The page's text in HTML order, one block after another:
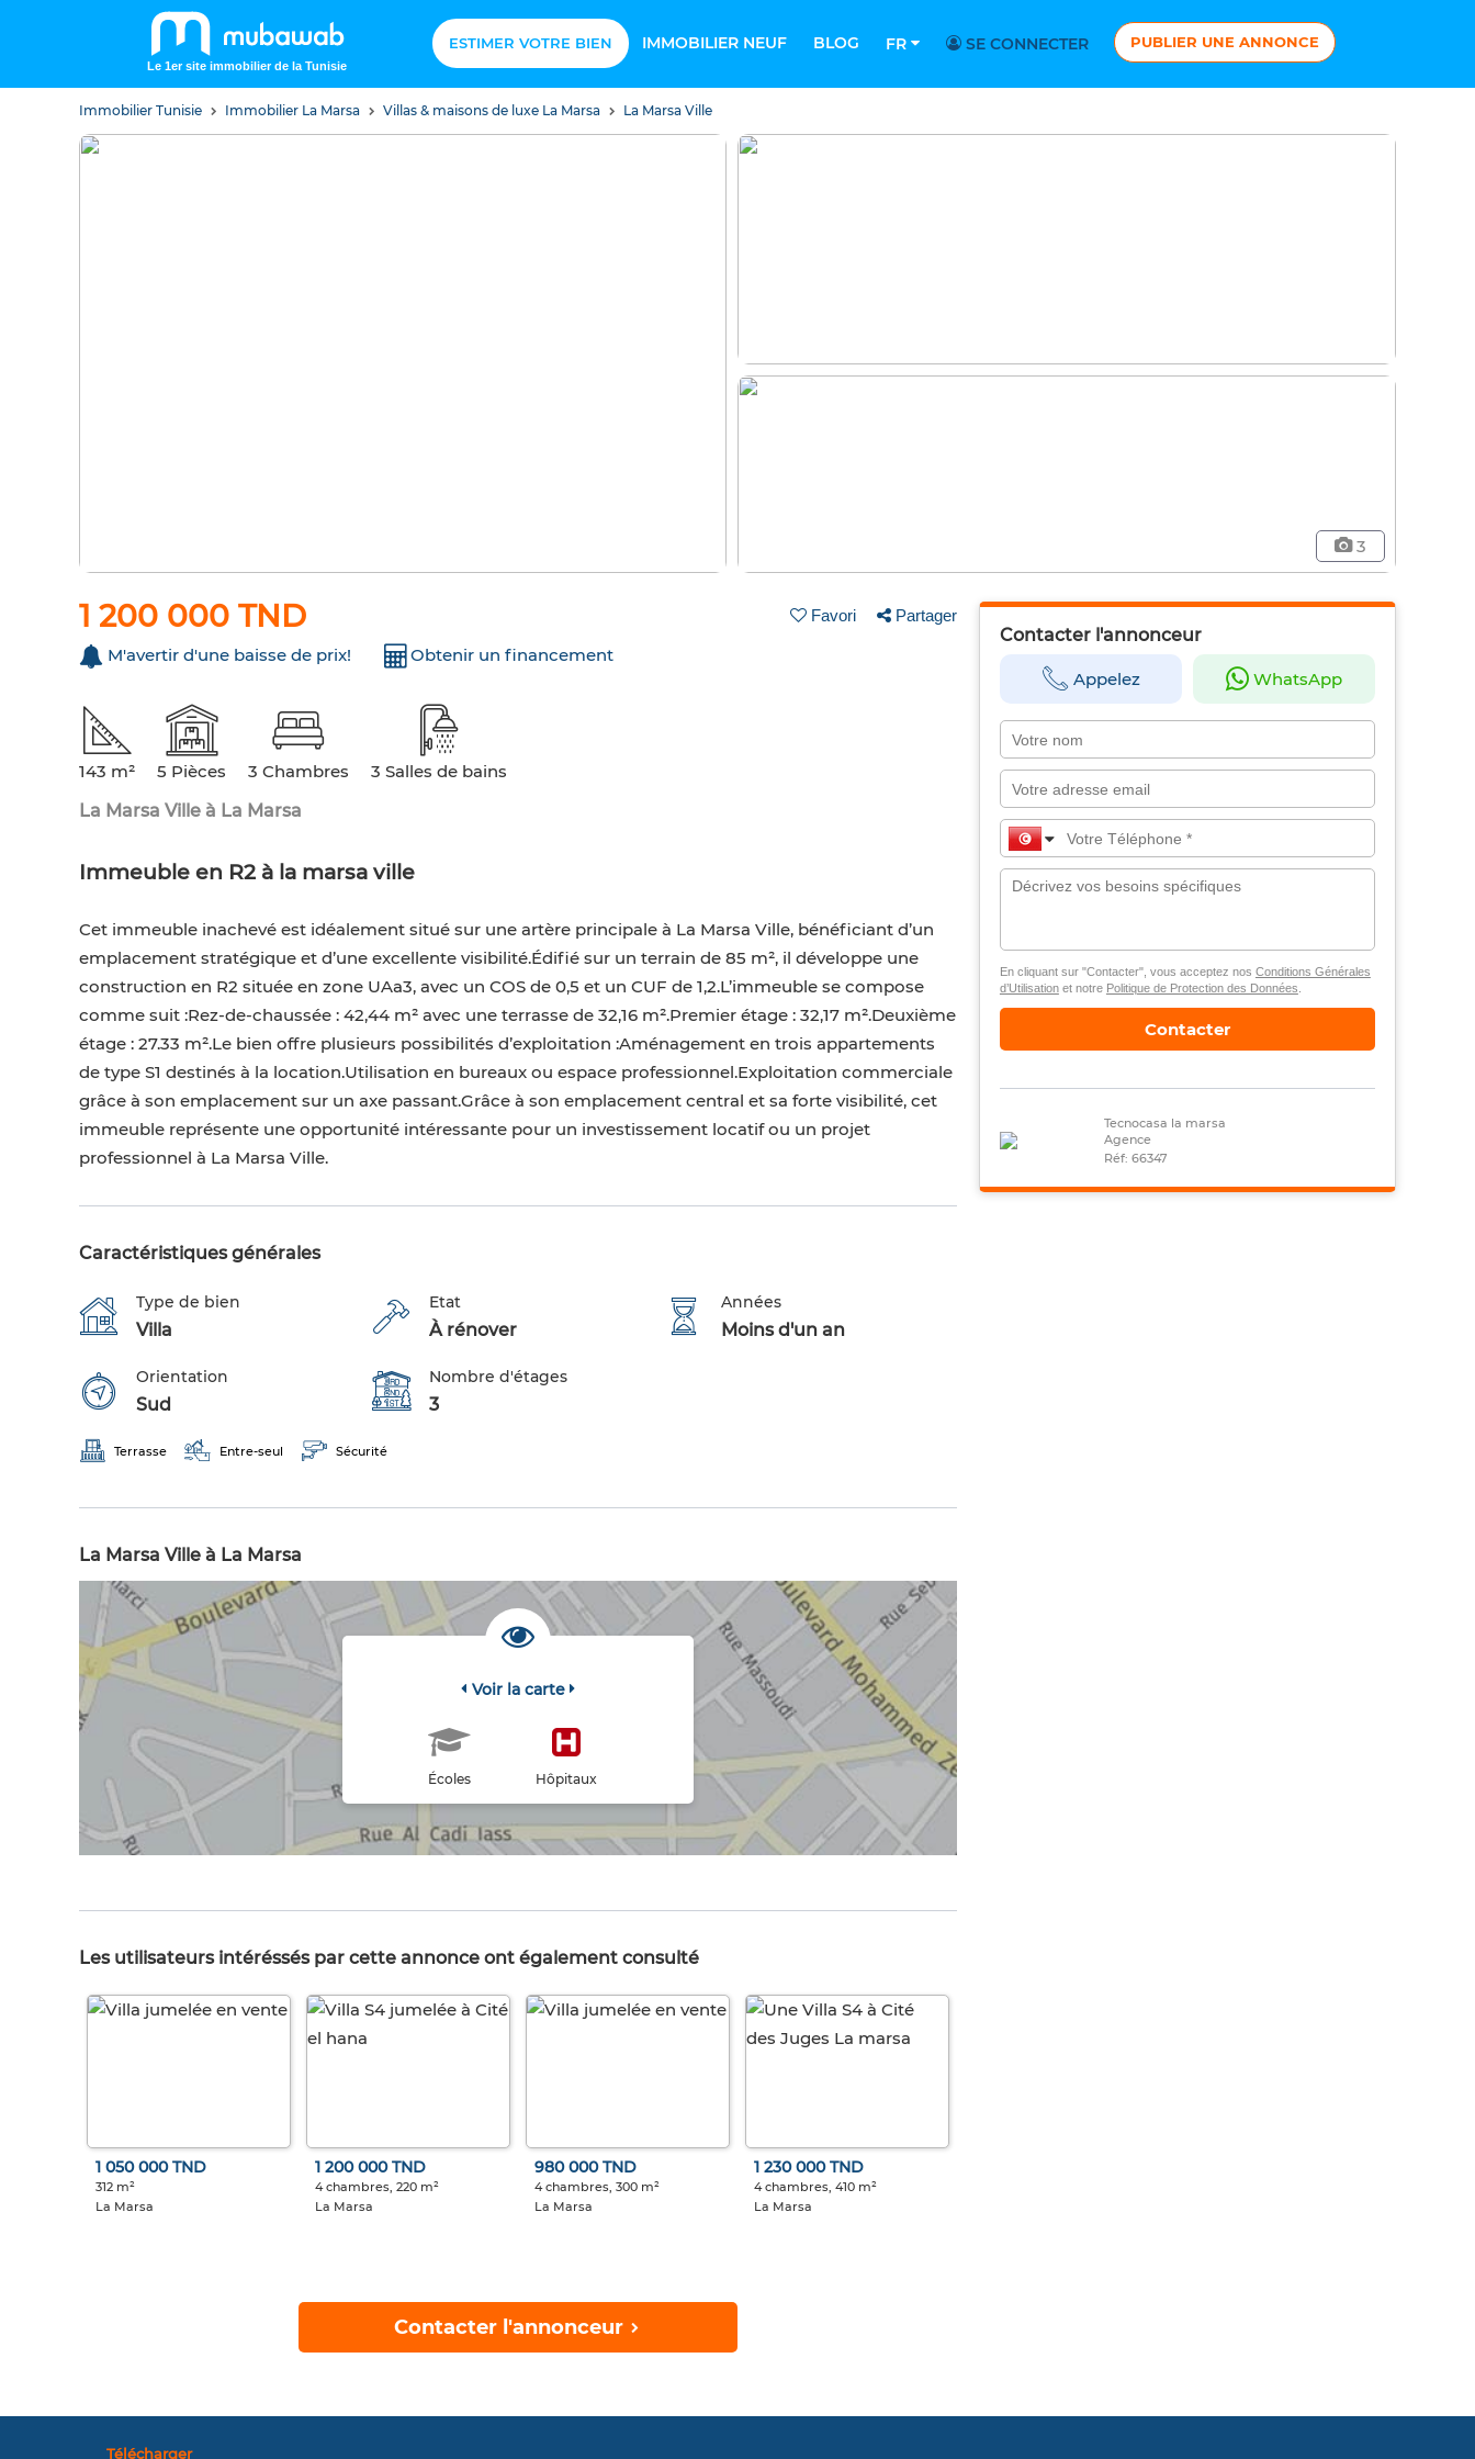
Le 1er site immobilier de la Tunisie
ESTIMER VOTRE BIEN IMMOBILIER NEUF BLOG FR SE CONNECTER PUBLIER UNE ANNONCE
Immobilier Tunisie Immobilier La Marsa Villas & maisons de luxe La Marsa La Marsa Ville
3
1 200 000 TND Favori Partager
M'avertir d'une baisse de prix! Obtenir un financement
143 m² 5 Pièces 3 Chambres
3 Salles de bains
La Marsa Ville à La Marsa
Immeuble en R2 à la marsa ville
Cet immeuble inachevé est idéalement situé sur une artère principale à La Marsa Ville, bénéficiant d’un
emplacement stratégique et d’une excellente visibilité.Édifié sur un terrain de 85 m², il développe une
construction en R2 située en zone UAa3, avec un COS de 0,5 et un CUF de 1,2.L’immeuble se compose
comme suit :Rez-de-chaussée : 42,44 m² avec une terrasse de 32,16 m².Premier étage : 32,17 m².Deuxième
étage : 27.33 m².Le bien offre plusieurs possibilités d’exploitation :Aménagement en trois appartements
de type S1 destinés à la location.Utilisation en bureaux ou espace professionnel.Exploitation commerciale
grâce à son emplacement sur un axe passant.Grâce à son emplacement central et sa forte visibilité, cet
immeuble représente une opportunité intéressante pour un investissement locatif ou un projet
professionnel à La Marsa Ville.
Caractéristiques générales
Type de bien
Villa
Etat
À rénover
Années
Moins d'un an
Orientation
Sud
Nombre d'étages
3
Terrasse Entre-seul Sécurité
La Marsa Ville à La Marsa
Voir la carte
Écoles Hôpitaux
Les utilisateurs intéréssés par cette annonce ont également consulté
1 050 000 TND
312 m²
La Marsa
1 200 000 TND
4 chambres, 220 m²
La Marsa
980 000 TND
4 chambres, 300 m²
La Marsa
1 230 000 TND
4 chambres, 410 m²
La Marsa
Contacter l'annonceur
Contacter l'annonceur
Appelez WhatsApp
En cliquant sur "Contacter", vous acceptez nos Conditions Générales
d’Utilisationet notre Politique de Protection des Données
Contacter
Tecnocasa la marsa
Agence
Réf: 66347
Télécharger